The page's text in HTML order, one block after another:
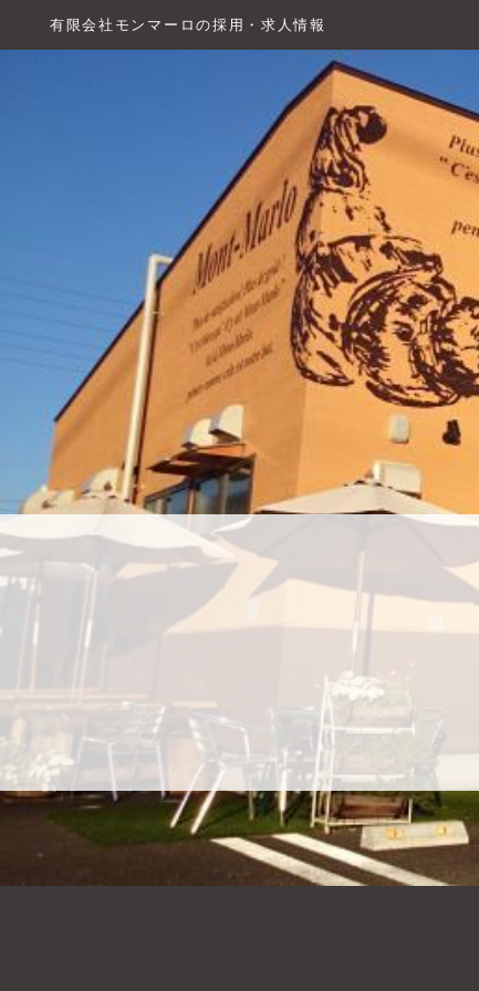
有限会社モンマーロの採用・求人情報